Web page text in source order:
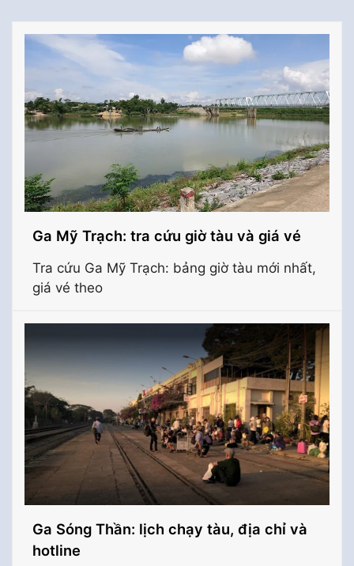
Ga Mỹ Trạch: tra cứu giờ tàu và giá vé
Tra cứu Ga Mỹ Trạch: bảng giờ tàu mới nhất,
giá vé theo
Ga Sóng Thần: lịch chạy tàu, địa chỉ và
hotline